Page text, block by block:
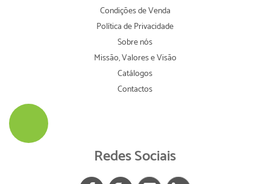
Condições de Venda
Política de Privacidade
Sobre nós
Missão, Valores e Visão
Catálogos
Contactos
Redes Sociais